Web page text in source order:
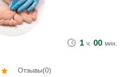
1 ч. 00 мин.
Отзывы(0)